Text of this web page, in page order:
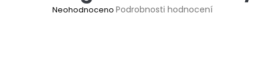
Průměrné
Neohodnoceno Podrobnosti hodnocení